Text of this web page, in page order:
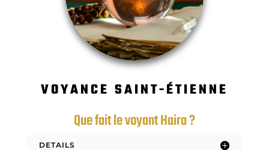
VOYANCE SAINT-ÉTIENNE
Que fait le voyant Haira ?
DETAILS